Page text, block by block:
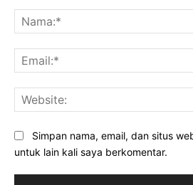
Simpan nama, email, dan situs
untuk lain kali saya berkomentar.